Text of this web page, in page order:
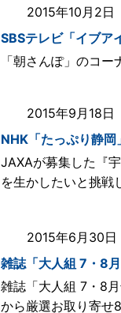
2015年10月2日
SBSテレビ「イブア
「朝さんぽ」のコ
2015年9月18日
NHK「たっぷり静岡
JAXAが募集した『
を生かしたいと挑戦
2015年6月30日
雑誌「大人組 7・8
雑誌「大人組 7・8
から厳選お取り寄せ